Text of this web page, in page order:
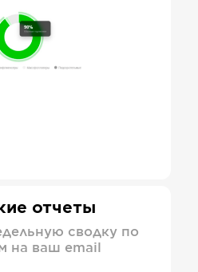
отчеты
сводку по
на ваш email